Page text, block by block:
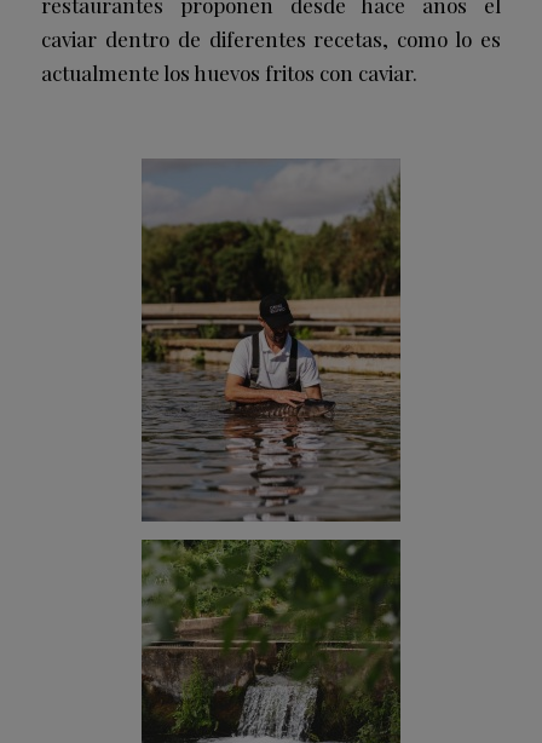
caviar dentro de diferentes recetas, como lo es
actualmente los huevos fritos con caviar.